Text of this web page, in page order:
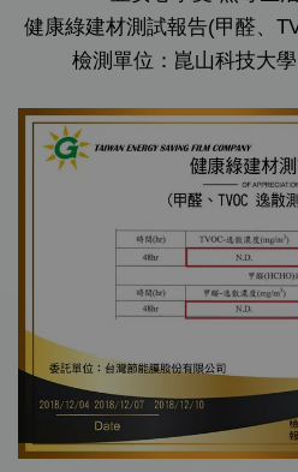
健康綠建材測試報告(甲醛、
檢測單位：崑山科技大